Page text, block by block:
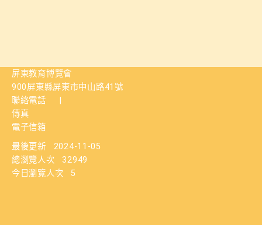
屏東教育博覽會
900屏東縣屏東市中山路41號
聯絡電話
傳真
電子信箱
最後更新
2024-11-05
總瀏覽人次
32949
今日瀏覽人次
5